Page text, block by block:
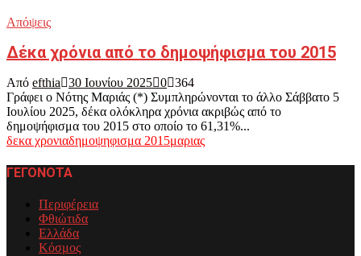
Απόψεις
Δέκα χρόνια από το δημοψήφισμα του 2015
Από efthia 30 Ιουνίου 2025 0 364
Γράφει ο Νότης Μαριάς (*) Συμπληρώνονται το άλλο Σάββατο 5
Ιουλίου 2025, δέκα ολόκληρα χρόνια ακριβώς από το
δημοψήφισμα του 2015 στο οποίο το 61,31%...
δεκα χρονιαδημοψηφισμα 2015μαριας
ΓΕΓΟΝΟΤΑ
Περιφέρεια
Φθιώτιδα
Ελλάδα
Κόσμος